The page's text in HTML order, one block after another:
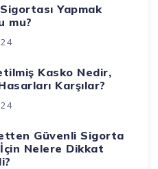
Yapmak
mu?
Kasko Nedir,
Karşılar?
Güvenli Sigorta
Nelere Dikkat